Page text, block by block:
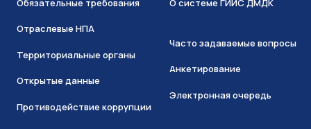
Отраслевые НПА
Территориальные органы
Открытые данные
Противодействие коррупции
Часто задаваемые вопросы
Анкетирование
Электронная очередь